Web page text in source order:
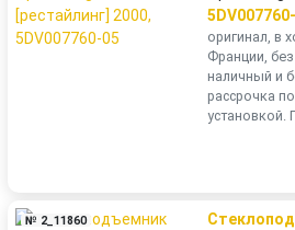
оригинал, в
Франции,
наличный и
рассрочка
установкой.
№ 2_11860